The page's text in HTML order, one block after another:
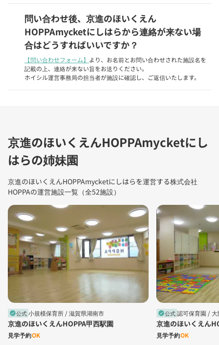
問い合わせ後、京進のほいくえん
HOPPAmycketにしはらから連絡が来ない場
合はどうすればいいですか？
【問い合わせフォーム】 より、お名前とお問い合わせされた施設名を
記載の上、連絡が来ない旨をお送りください。
ホイシル運営事務局の担当者が施設に確認し、ご返信いたします。
京進のほいくえんHOPPAmycketにし
はらの姉妹園
京進のほいくえんHOPPAmycketにしはらを運営する株式会社
HOPPAの運営施設一覧（全52施設）
verified公式小規模保育所 /滋賀県湖南市
京進のほいくえんHOPPA甲西駅園
見学予約OK
verified公式認可保育園 /
京進のほいくえん
見学予約OK